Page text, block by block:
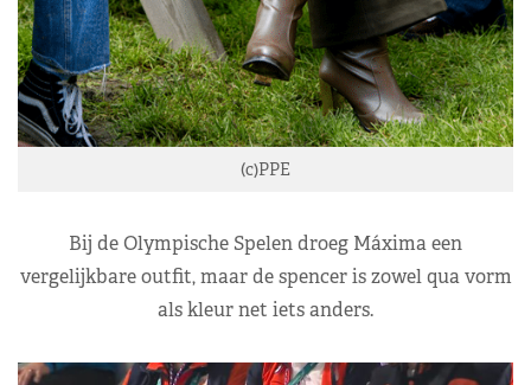
(c)PPE
Bij de Olympische Spelen droeg Máxima een
vergelijkbare outfit, maar de spencer is zowel qua vorm
als kleur net iets anders.